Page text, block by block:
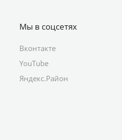
Мы в соцсетях
Вконтакте
YouTube
Яндекс.Район